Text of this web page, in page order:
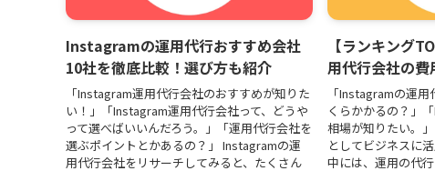
Instagramの運用代行おすすめ会社
10社を徹底比較！選び方も紹介
「Instagram運用代行会社のおすすめが知りた
い！」「Instagram運用代行会社って、どうや
って選べばいいんだろう。」「運用代行会社を
選ぶポイントとかあるの？」 Instagramの運
用代行会社をリサーチしてみると、たくさん
【ランキング
用代行会社の
「Instagramの運
くらかかるの？」
相場が知りたい。
としてビジネスに
中には、運用の代